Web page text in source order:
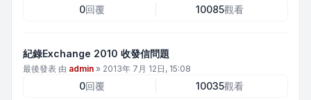
0回覆 10085觀看
紀錄Exchange 2010 收發信問題
最後發表 由 admin » 2013年 7月 12日, 15:08
0回覆 10035觀看